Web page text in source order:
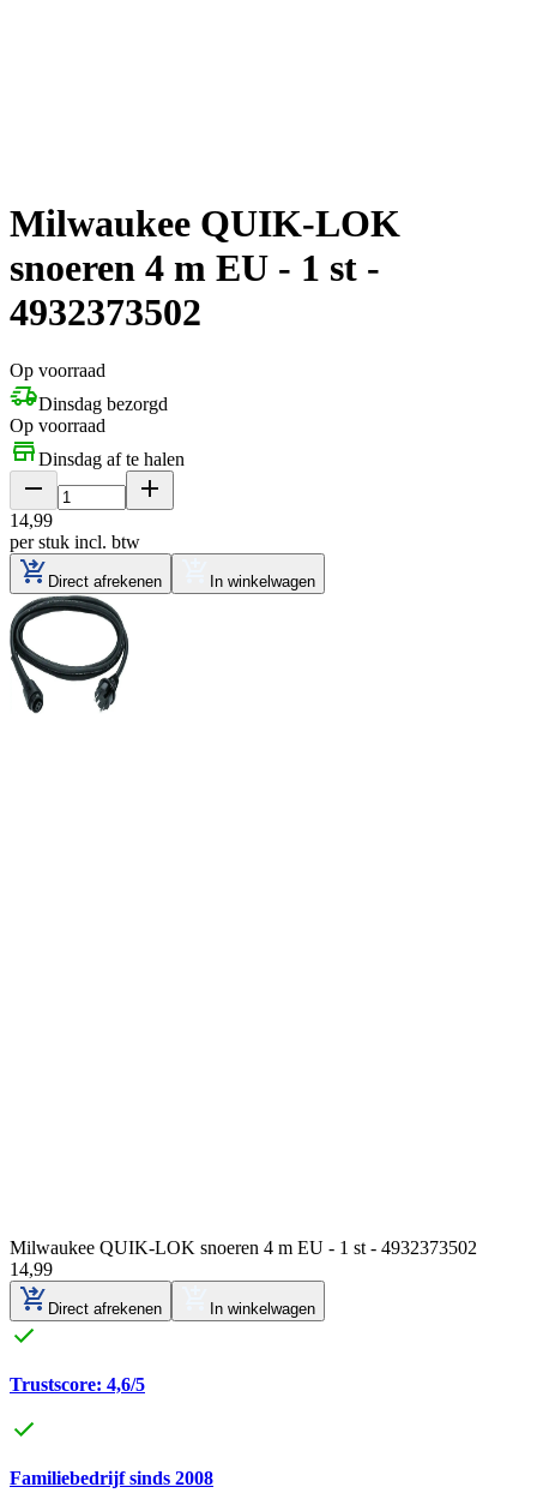
Milwaukee QUIK-LOK
snoeren 4 m EU - 1 st -
4932373502
Op voorraad
Dinsdag bezorgd
Op voorraad
Dinsdag af te halen
14,99
per stuk incl. btw
Direct afrekenen In winkelwagen
Milwaukee QUIK-LOK snoeren 4 m EU - 1 st - 4932373502
14,99
Direct afrekenen In winkelwagen
Trustscore: 4,6/5
Familiebedrijf sinds 2008